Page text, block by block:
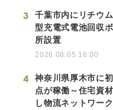
3
千葉市内にリチウ
型充電式電池回収
所設置
2026.08.05 16:00
4
神奈川県厚木市に
点が稼働～住宅資
し物流ネットワー